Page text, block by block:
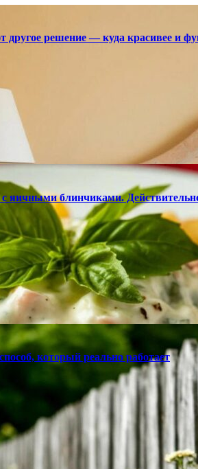
другое решение — куда красивее и
блинчиками.
который реально работает